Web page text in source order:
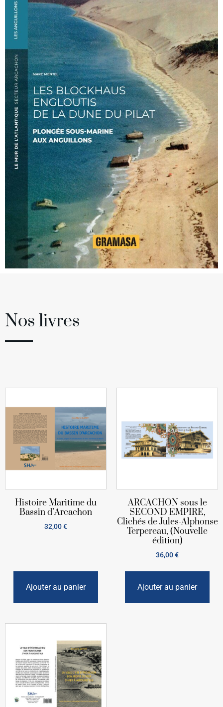
Nos livres
Histoire Maritime du
Bassin d’Arcachon
32,00€
Ajouter au panier
ARCACHON sous le
SECOND EMPIRE,
Clichés de Jules-Alphonse
Terpereau, (Nouvelle
édition)
36,00€
Ajouter au panier